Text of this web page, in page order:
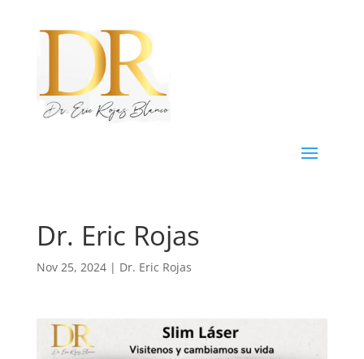
Dr. Eric Rojas
Nov 25, 2024| Dr. Eric Rojas